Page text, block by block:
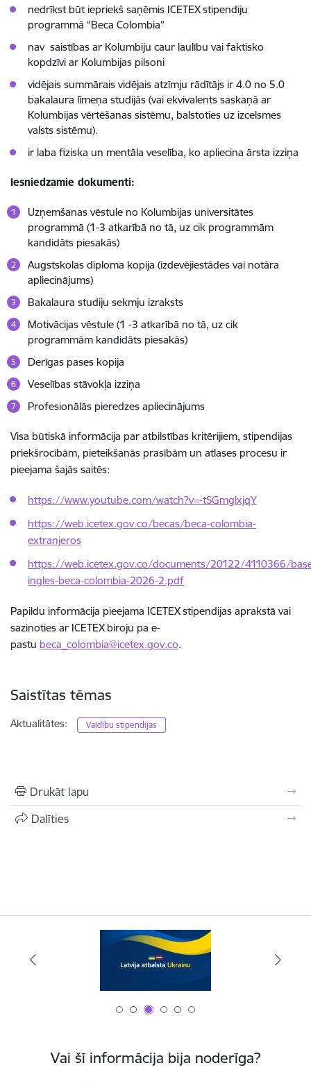
nedrīkst būt iepriekš saņēmis ICETEX stipendiju
programmā “Beca Colombia”
nav saistības ar Kolumbiju caur laulību vai faktisko
kopdzīvi ar Kolumbijas pilsoni
vidējais summārais vidējais atzīmju rādītājs ir 4.0 no 5.0
bakalaura līmeņa studijās (vai ekvivalents saskaņā ar
Kolumbijas vērtēšanas sistēmu, balstoties uz izcelsmes
valsts sistēmu).
ir laba fiziska un mentāla veselība, ko apliecina ārsta izziņa
Iesniedzamie dokumenti:
Uzņemšanas vēstule no Kolumbijas universitātes
programmā (1-3 atkarībā no tā, uz cik programmām
kandidāts piesakās)
Augstskolas diploma kopija (izdevējiestādes vai notāra
apliecinājums)
Bakalaura studiju sekmju izraksts
Motivācijas vēstule (1 -3 atkarībā no tā, uz cik
programmām kandidāts piesakās)
Derīgas pases kopija
Veselības stāvokļa izziņa
Profesionālās pieredzes apliecinājums
Visa būtiskā informācija par atbilstības kritērijiem, stipendijas
priekšrocībām, pieteikšanās prasībām un atlases procesu ir
pieejama šajās saitēs:
https://www.youtube.com/watch?v=-tSGmglxjqY
https://web.icetex.gov.co/becas/beca-colombia-
extranjeros
https://web.icetex.gov.co/documents/20122/4110366/
ingles-beca-colombia-2026-2.pdf
Papildu informācija pieejama ICETEX stipendijas aprakstā vai
sazinoties ar ICETEX biroju pa e-
pastu beca_colombia@icetex.gov.co.
Saistītas tēmas
Aktualitātes: Valdību stipendijas
Drukāt lapu
Dalīties
Vai šī informācija bija noderīga?